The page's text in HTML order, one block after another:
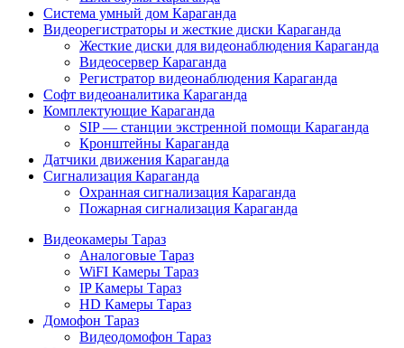
Система умный дом Караганда
Видеорегистраторы и жесткие диски Караганда
Жесткие диски для видеонаблюдения Караганда
Видеосервер Караганда
Регистратор видеонаблюдения Караганда
Софт видеоаналитика Караганда
Комплектующие Караганда
SIP — станции экстренной помощи Караганда
Кронштейны Караганда
Датчики движения Караганда
Сигнализация Караганда
Охранная сигнализация Караганда
Пожарная сигнализация Караганда
Видеокамеры Тараз
Аналоговые Тараз
WiFI Камеры Тараз
IP Камеры Тараз
HD Камеры Тараз
Домофон Тараз
Видеодомофон Тараз